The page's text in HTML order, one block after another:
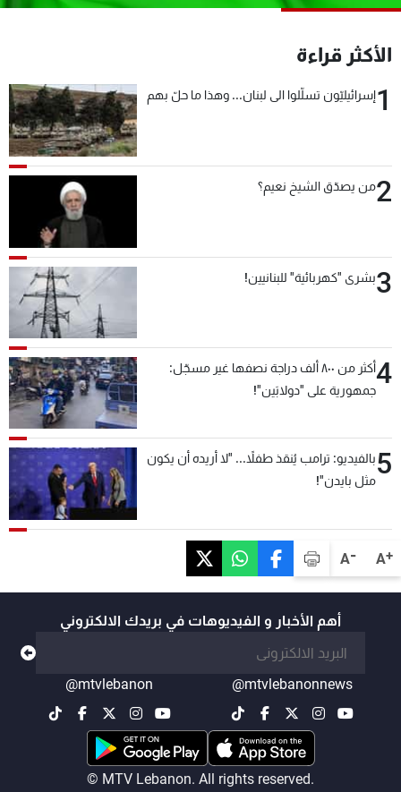
A+
A-
الأكثر قراءة
1إسرائيليّون تسلّلوا الى لبنان... وهذا ما حلّ بهم
2من يصدّق الشيخ نعيم؟
3بشرى "كهربائية" للبنانيين!
4
أكثر من ٨٠٠ ألف دراجة نصفها غير مسجّل:
جمهورية على "دولابَين"!
5بالفيديو: ترامب يُنقذ طفلاً... "لا أريده أن يكون
مثل بايدن"!
أهم الأخبار و الفيديوهات في بريدك الالكتروني
@mtvlebanonnews
@mtvlebanon
© MTV Lebanon. All rights reserved.
شاهد البرامج
عن MTV
الإنـتـاج
وظائف
شروط الإسـتخدام
سياسة الخصوصية